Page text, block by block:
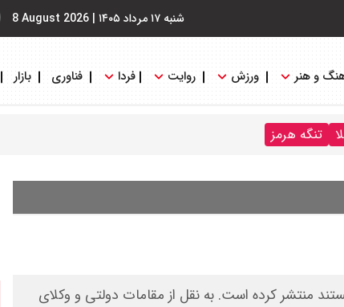
شنبه ۱۷ مرداد ۱۴۰۵ |
8 August 2026
و هنر ورزش روایت فردا فناوری بازار
تنگه هرمز
منتشر کرده است. به نقل از مقامات دولتی و وکلای